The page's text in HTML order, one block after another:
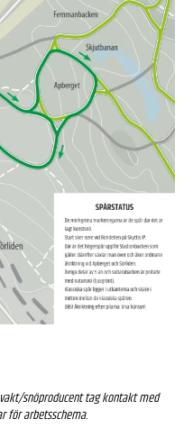
snöproducent tag kontakt med
för arbetsschema.